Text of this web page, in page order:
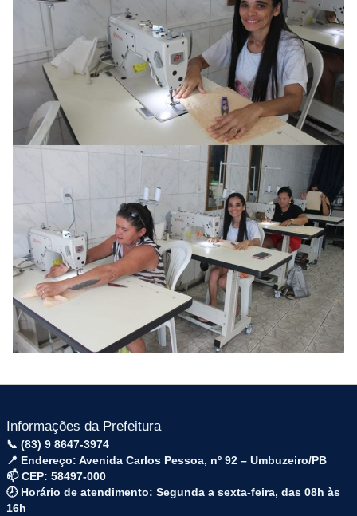
Informações da Prefeitura
📞 (83) 9 8647-3974
📍 Endereço: Avenida Carlos Pessoa, nº 92 – Umbuzeiro/PB
📫 CEP: 58497-000
🕗 Horário de atendimento: Segunda a sexta-feira, das 08h às
16h